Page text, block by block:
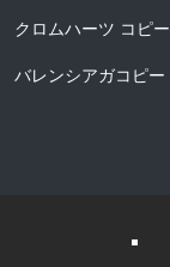
クロムハーツ コピー
バレンシアガコピー